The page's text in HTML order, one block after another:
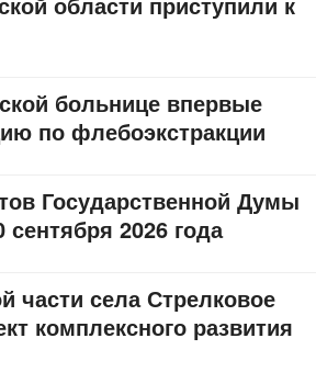
больнице впервые
по флебоэкстракции
Государственной Думы
2026 года
части села Стрелковое
комплексного развития